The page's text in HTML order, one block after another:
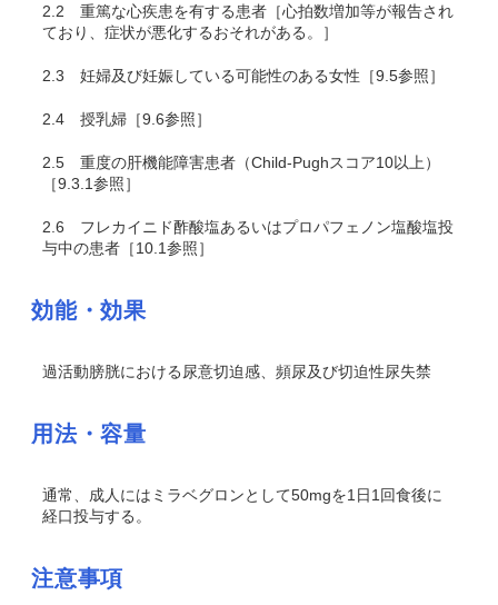
2.2 重篤な心疾患を有する患者［心拍数増加等が報告され
ており、症状が悪化するおそれがある。］
2.3 妊婦及び妊娠している可能性のある女性［9.5参照］
2.4 授乳婦［9.6参照］
2.5 重度の肝機能障害患者（Child-Pughスコア10以上）
［9.3.1参照］
2.6 フレカイニド酢酸塩あるいはプロパフェノン塩酸塩投
与中の患者［10.1参照］
効能・効果
過活動膀胱における尿意切迫感、頻尿及び切迫性尿失禁
用法・容量
通常、成人にはミラベグロンとして50mgを1日1回食後に
経口投与する。
注意事項